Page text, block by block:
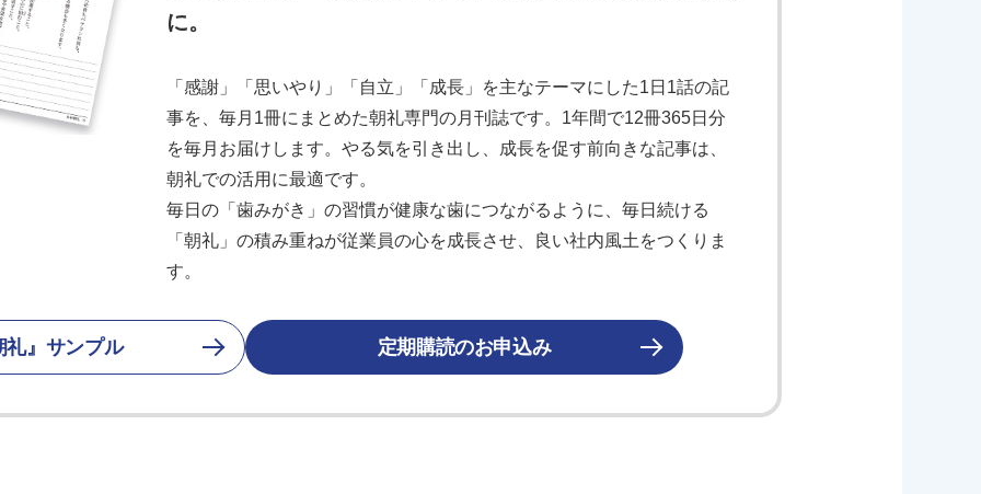
に。
「感謝」「思いやり」「自立」「成長」を主なテーマにした1日1話の記
事を、毎月1冊にまとめた朝礼専門の月刊誌です。1年間で12冊365日分
を毎月お届けします。やる気を引き出し、成長を促す前向きな記事は、
朝礼での活用に最適です。
毎日の「歯みがき」の習慣が健康な歯につながるように、毎日続ける
「朝礼」の積み重ねが従業員の心を成長させ、良い社内風土をつくりま
す。
礼』サンプル 定期購読のお申込み